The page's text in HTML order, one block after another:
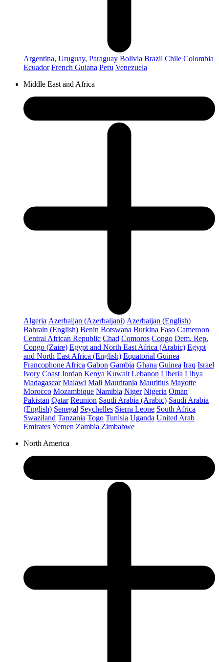
Argentina, Uruguay, Paraguay Bolivia Brazil Chile Colombia
Ecuador French Guiana Peru Venezuela
Middle East and Africa
Algeria Azerbaijan (Azerbaijani) Azerbaijan (English)
Bahrain (English) Benin Botswana Burkina Faso Cameroon
Central African Republic Chad Comoros Congo Dem. Rep.
Congo (Zaire) Egypt and North East Africa (Arabic) Egypt
and North East Africa (English) Equatorial Guinea
Francophone Africa Gabon Gambia Ghana Guinea Iraq Israel
Ivory Coast Jordan Kenya Kuwait Lebanon Liberia Libya
Madagascar Malawi Mali Mauritania Mauritius Mayotte
Morocco Mozambique Namibia Niger Nigeria Oman
Pakistan Qatar Reunion Saudi Arabia (Arabic) Saudi Arabia
(English) Senegal Seychelles Sierra Leone South Africa
Swaziland Tanzania Togo Tunisia Uganda United Arab
Emirates Yemen Zambia Zimbabwe
North America